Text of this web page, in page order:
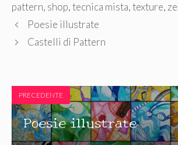
pattern, shop,tecnica mista,texture,
Poesie illustrate
Castelli di Pattern
PRECEDENTE
Poesie illustrate